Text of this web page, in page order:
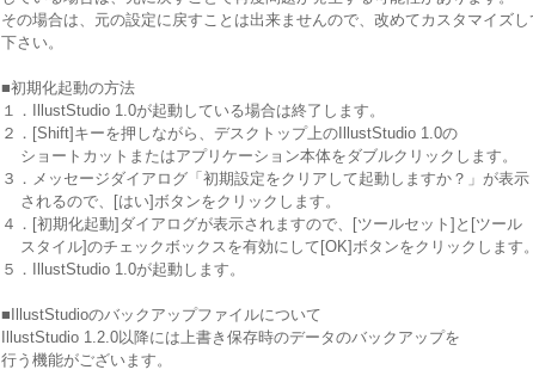
その場合は、元の設定に戻すことは出来ませんので、改めてカスタマイズし
下さい。
■初期化起動の方法
１．IllustStudio 1.0が起動している場合は終了します。
２．[Shift]キーを押しながら、デスクトップ上のIllustStudio 1.0の
ショートカットまたはアプリケーション本体をダブルクリックします。
３．メッセージダイアログ「初期設定をクリアして起動しますか？」が表示
されるので、[はい]ボタンをクリックします。
４．[初期化起動]ダイアログが表示されますので、[ツールセット]と[ツール
スタイル]のチェックボックスを有効にして[OK]ボタンをクリックします
５．IllustStudio 1.0が起動します。
■IllustStudioのバックアップファイルについて
IllustStudio 1.2.0以降には上書き保存時のデータのバックアップを
行う機能がございます。